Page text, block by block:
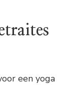
een yoga